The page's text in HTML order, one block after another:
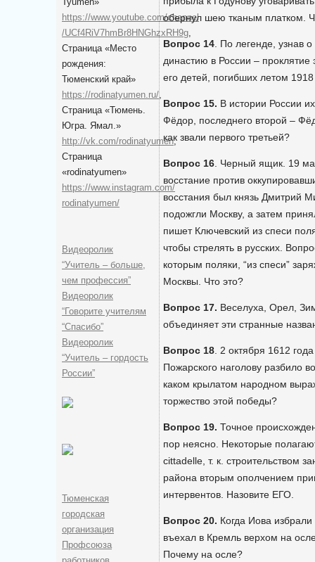
https://www.youtube.com/channel
/UCf4RiV7hmBr8HNGhzxRH9g,
Cтраница «Место
рождения:
Тюменский край»
https://rodinatyumen.ru/,
Cтраница «Тюмень.
Югра. Ямал.»
http://vk.com/rodinatyumen,
Cтраница
«rodinatyumen»
https://www.instagram.com/
rodinatyumen/
Видеоролик
“Учитель – больше,
чем профессия”
Видеоролик
“Говорите учителям
“Спасибо”
Видеоролик
“Учитель – гордость
России”
Тюменская
городская
организация
Профсоюза
обернул шею тканым платком.
Вопрос 14 . По легенде, узнав
династию в России – проклятие
его детей, погибших летом
Вопрос 15. В истории России
Фёдор, последнего второй –
как звали первого третьей?
Вопрос 16 . Черный ящик. 19
восстание против
восстания был князь Дмитрий
подожгли Москву, а затем
пишет Ключевский из спеси
чтобы стрелять в русских.
которым поляки, “из спеси”
Москвы. Что это?
Вопрос 17. Веселуха, Орел,
объединяет эти странные
Вопрос 18 . 2 октября 1612
Пожарского наголову разбило
каком крылатом народном
торжество этой победы?
Вопрос 19. Точное
пор неясно. Некоторые
cittadelle, т. к. строительством
района вторым ополчением
интервентов. Назовите ЕГО.
Вопрос 20. Когда Иова
въехал в Кремль верхом на
Почему на осле?